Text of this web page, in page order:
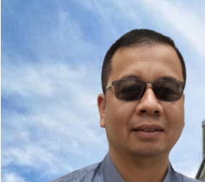
Musyawarah LAM Ke-3 Tualang
Kapolres Kepulauan Meranti Perkuat
Teluk Belitung Bagaikan Kota Mati
F-PETIR Desak Pemkab Lingga